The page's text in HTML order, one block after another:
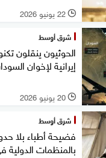
l 22 يونيو 2026
شرق أوسط
الحوثيون ينقلون
إيرانية لإخوان
l 20 يونيو 2026
شرق أوسط
فضيحة أطباء بلا
بالمنظمات الدولية